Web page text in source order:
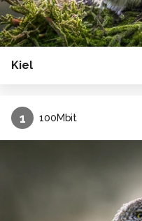
Kiel
1 100Mbit